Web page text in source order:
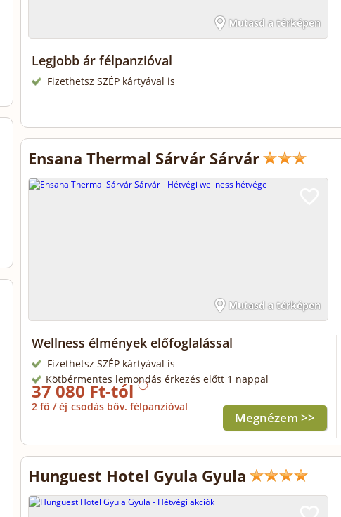
Mutasd a térképen
Legjobb ár félpanzióval
Fizethetsz SZÉP kártyával is
Ensana Thermal Sárvár Sárvár
Mutasd a térképen
Wellness élmények előfoglalással
Fizethetsz SZÉP kártyával is
Kötbérmentes lemondás érkezés előtt 1 nappal
37 080 Ft-tól
2 fő / éj csodás bőv. félpanzióval
Megnézem >>
Hunguest Hotel Gyula Gyula